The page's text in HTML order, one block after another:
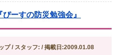
ーすの防災勉強会』
プ / スタッフ: / 掲載日:2009.01.08